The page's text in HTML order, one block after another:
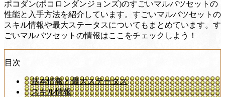
ポコダン(ポコロンダンジョンズ)のすごいマルバツセットの
性能と入手方法を紹介しています。すごいマルバツセットの
スキル情報や最大ステータスについてもまとめています。す
ごいマルバツセットの情報はここをチェックしよう！
目次
基本情報と最大ステータス
スキル情報